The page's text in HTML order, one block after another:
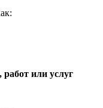
или услуг